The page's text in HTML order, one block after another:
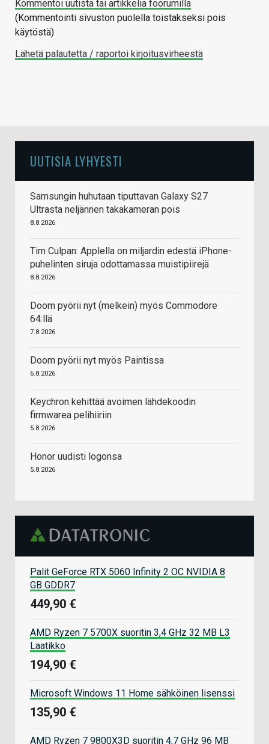
Kommentoi uutista tai artikkelia foorumilla
(Kommentointi sivuston puolella toistakseksi pois
käytöstä)
Lähetä palautetta / raportoi kirjoitusvirheestä
UUTISIA LYHYESTI
Samsungin huhutaan tiputtavan Galaxy S27
Ultrasta neljännen takakameran pois
8.8.2026
Tim Culpan: Applella on miljardin edestä iPhone-
puhelinten siruja odottamassa muistipiirejä
8.8.2026
Doom pyörii nyt (melkein) myös Commodore
64:llä
7.8.2026
Doom pyörii nyt myös Paintissa
6.8.2026
Keychron kehittää avoimen lähdekoodin
firmwarea pelihiiriin
5.8.2026
Honor uudisti logonsa
5.8.2026
Palit GeForce RTX 5060 Infinity 2 OC NVIDIA 8
GB GDDR7
449,90 €
AMD Ryzen 7 5700X suoritin 3,4 GHz 32 MB L3
Laatikko
194,90 €
Microsoft Windows 11 Home sähköinen lisenssi
135,90 €
AMD Ryzen 7 9800X3D suoritin 4,7 GHz 96 MB